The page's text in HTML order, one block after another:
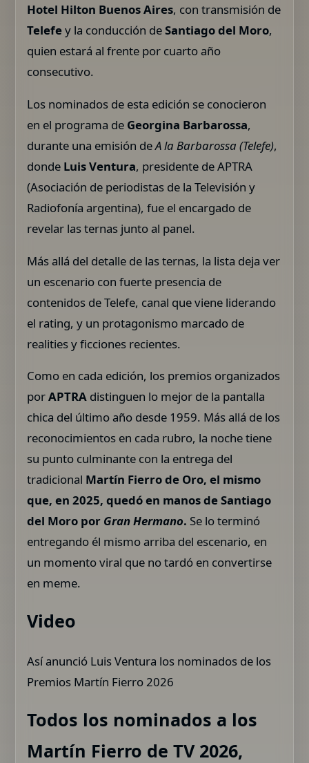
Hotel Hilton Buenos Aires, con transmisión de
Telefey la conducción deSantiago del Moro,
quien estará al frente por cuarto año
consecutivo.
Los nominados de esta edición se conocieron
en el programa de Georgina Barbarossa,
durante una emisión deA la Barbarossa (Telefe),
donde Luis Ventura, presidente de APTRA
(Asociación de periodistas de la Televisión y
Radiofonía argentina), fue el encargado de
revelar las ternas junto al panel.
Más allá del detalle de las ternas, la lista deja ver
un escenario con fuerte presencia de
contenidos de Telefe, canal que viene liderando
el rating, y un protagonismo marcado de
realities y ficciones recientes.
Como en cada edición, los premios organizados
porAPTRA distinguen lo mejor de la pantalla
chica del último año desde 1959. Más allá de los
reconocimientos en cada rubro, la noche tiene
su punto culminante con la entrega del
tradicional Martín Fierro de Oro, el mismo
que, en 2025, quedó en manos de Santiago
del Moro por Gran Hermano. Se lo terminó
entregando él mismo arriba del escenario, en
un momento viral que no tardó en convertirse
en meme.
Video
Así anunció Luis Ventura los nominados de los
Premios Martín Fierro 2026
Todos los nominados a los
Martín Fierro de TV 2026,